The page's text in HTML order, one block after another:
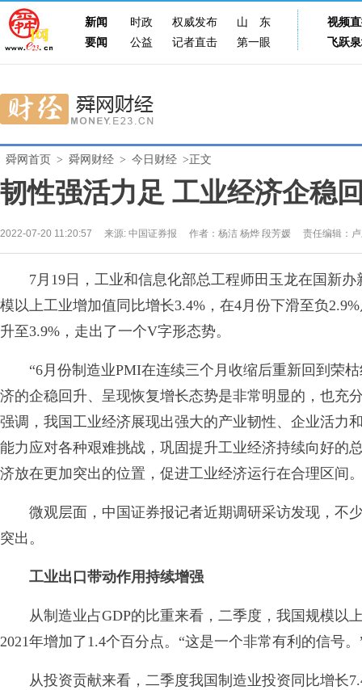
新闻 时政 权威发布 山东
视频
要闻
公益 记者直击 第一眼 飞跃
舜网首页 > 舜网财经 > 今日财经 >正文
韧性强活力足 工业经济企稳
2022-07-20 11:20:57 来源: 中国证券报 作者：杨洁 杨烨 段芳媛 责任编辑：
7月19日，工业和信息化部总工程师田玉龙在国新办
模以上工业增加值同比增长3.4%，在4月份下滑至负
升至3.9%，走出了一个V字形态势。
“6月份制造业PMI在连续三个月收缩后重新回到荣枯
济的企稳回升、呈现恢复增长态势是非常明显的，也充
强调，我国工业经济展现出强大的产业韧性、企业活力
能力应对各种艰难挑战，巩固提升工业经济持续向好的
济放在更加突出的位置，促进工业经济运行在合理区间
微观层面，中国证券报记者近期调研采访发现，不
突出。
工业出口带动作用持续增强
从制造业占GDP的比重来看，二季度，我国规模以上
2021年增加了1.4个百分点。“这是一个非常有利的信号
从投资贡献来看，二季度我国制造业投资同比增长